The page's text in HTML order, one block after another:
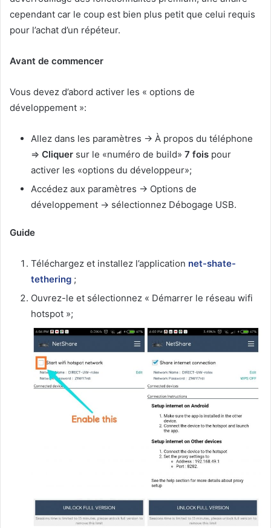
cependant car le coup est bien plus petit que celui requis
pour l’achat d’un répéteur.
Avant de commencer
Vous devez d’abord activer les « options de
développement »:
Allez dans les paramètres → À propos du téléphone
⇒ Cliquer sur le «numéro de build» 7 fois pour
activer les «options du développeur»;
Accédez aux paramètres → Options de
développement → sélectionnez Débogage USB.
Guide
Téléchargez et installez l’application net-shate-
tethering ;
Ouvrez-le et sélectionnez « Démarrer le réseau wifi
hotspot »;